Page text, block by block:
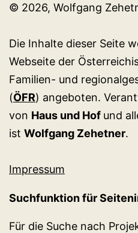
© 2026, Wolfgang
Die Inhalte dieser Seite
Webseite der
Familien- und
(ÖFR) angeboten.
von Haus und Hof und
ist Wolfgang Zehetner.
Impressum
Suchfunktion für
Für die Suche nach